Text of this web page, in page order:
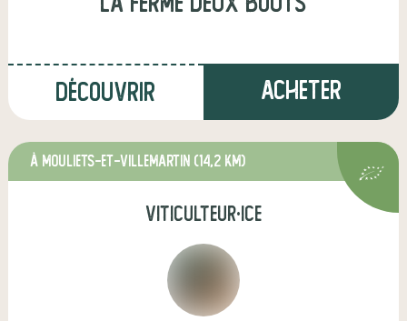
Découvrir Acheter
à Mouliets-et-Villemartin (14,2 km)
viticulteur·ice